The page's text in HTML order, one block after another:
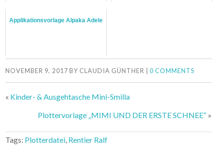
Applikationsvorlage Alpaka Adele
NOVEMBER 9, 2017BY CLAUDIA GÜNTHER |0 COMMENTS
« Kinder- & Ausgehtasche Mini-Smilla
Plottervorlage „MIMI UND DER ERSTE SCHNEE“»
Tags: Plotterdatei, Rentier Ralf